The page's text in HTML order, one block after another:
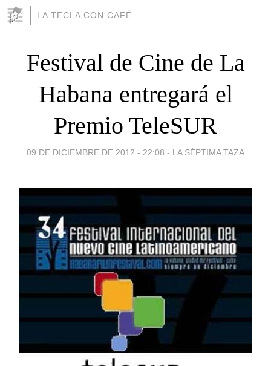
LA TECLA CON CAFÉ
Festival de Cine de La
Habana entregará el
Premio TeleSUR
09 DE DICIEMBRE DE 2012 - 22:08 - LA SÉPTIMA TAZA